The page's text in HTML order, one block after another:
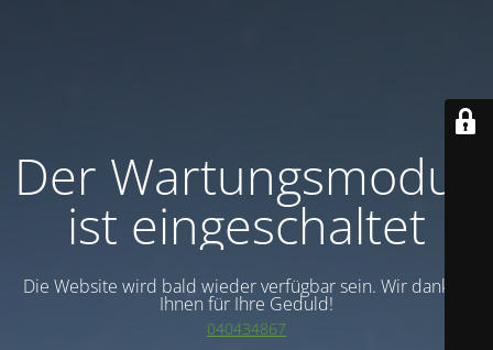
Der Wartungsmodus
ist eingeschaltet
Die Website wird bald wieder verfügbar sein. Wir danken
Ihnen für Ihre Geduld!
040434867